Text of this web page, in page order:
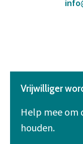
Vrijwilliger
Help mee om
houden.